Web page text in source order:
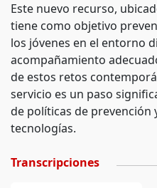
Este nuevo recurso,
tiene como objetivo
los jóvenes en el entorno
acompañamiento
de estos retos
servicio es un paso
de políticas de prevención
tecnologías.
Transcripciones